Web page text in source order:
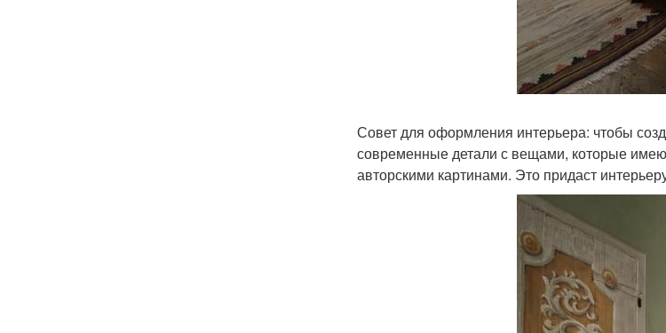
Совет для оформления интерьера: чтобы
современные детали с вещами, которые
авторскими картинами. Это придаст